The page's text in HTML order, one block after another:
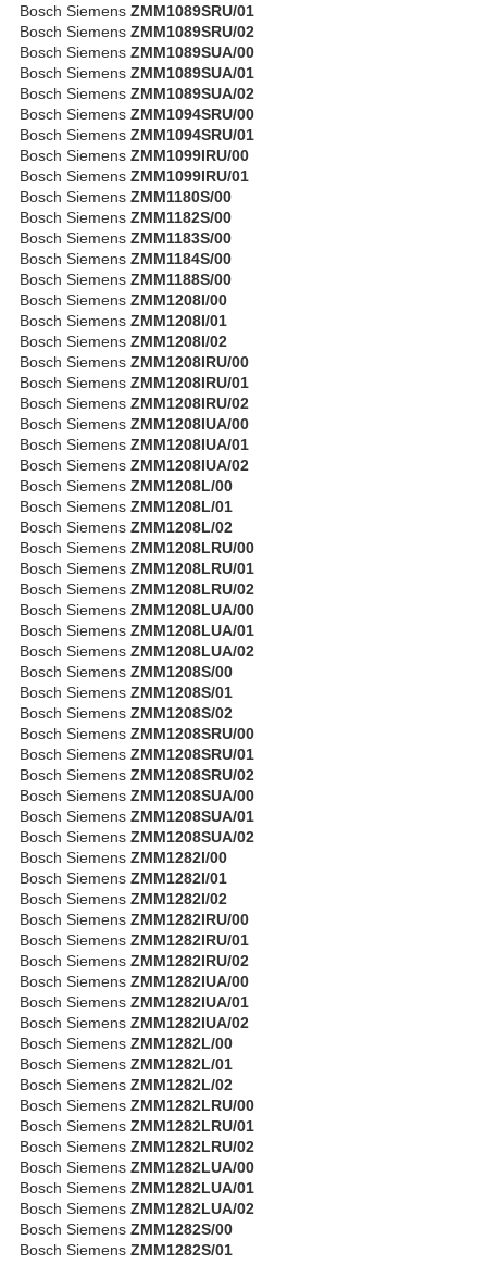
Bosch Siemens ZMM1089SRU/01
Bosch Siemens ZMM1089SRU/02
Bosch Siemens ZMM1089SUA/00
Bosch Siemens ZMM1089SUA/01
Bosch Siemens ZMM1089SUA/02
Bosch Siemens ZMM1094SRU/00
Bosch Siemens ZMM1094SRU/01
Bosch Siemens ZMM1099IRU/00
Bosch Siemens ZMM1099IRU/01
Bosch Siemens ZMM1180S/00
Bosch Siemens ZMM1182S/00
Bosch Siemens ZMM1183S/00
Bosch Siemens ZMM1184S/00
Bosch Siemens ZMM1188S/00
Bosch Siemens ZMM1208I/00
Bosch Siemens ZMM1208I/01
Bosch Siemens ZMM1208I/02
Bosch Siemens ZMM1208IRU/00
Bosch Siemens ZMM1208IRU/01
Bosch Siemens ZMM1208IRU/02
Bosch Siemens ZMM1208IUA/00
Bosch Siemens ZMM1208IUA/01
Bosch Siemens ZMM1208IUA/02
Bosch Siemens ZMM1208L/00
Bosch Siemens ZMM1208L/01
Bosch Siemens ZMM1208L/02
Bosch Siemens ZMM1208LRU/00
Bosch Siemens ZMM1208LRU/01
Bosch Siemens ZMM1208LRU/02
Bosch Siemens ZMM1208LUA/00
Bosch Siemens ZMM1208LUA/01
Bosch Siemens ZMM1208LUA/02
Bosch Siemens ZMM1208S/00
Bosch Siemens ZMM1208S/01
Bosch Siemens ZMM1208S/02
Bosch Siemens ZMM1208SRU/00
Bosch Siemens ZMM1208SRU/01
Bosch Siemens ZMM1208SRU/02
Bosch Siemens ZMM1208SUA/00
Bosch Siemens ZMM1208SUA/01
Bosch Siemens ZMM1208SUA/02
Bosch Siemens ZMM1282I/00
Bosch Siemens ZMM1282I/01
Bosch Siemens ZMM1282I/02
Bosch Siemens ZMM1282IRU/00
Bosch Siemens ZMM1282IRU/01
Bosch Siemens ZMM1282IRU/02
Bosch Siemens ZMM1282IUA/00
Bosch Siemens ZMM1282IUA/01
Bosch Siemens ZMM1282IUA/02
Bosch Siemens ZMM1282L/00
Bosch Siemens ZMM1282L/01
Bosch Siemens ZMM1282L/02
Bosch Siemens ZMM1282LRU/00
Bosch Siemens ZMM1282LRU/01
Bosch Siemens ZMM1282LRU/02
Bosch Siemens ZMM1282LUA/00
Bosch Siemens ZMM1282LUA/01
Bosch Siemens ZMM1282LUA/02
Bosch Siemens ZMM1282S/00
Bosch Siemens ZMM1282S/01